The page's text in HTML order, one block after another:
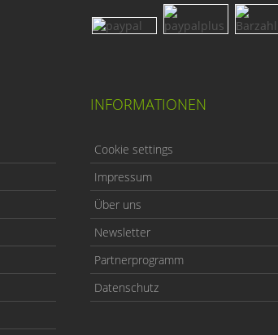
INFORMATIONEN
Cookie settings
Impressum
Über uns
Newsletter
Partnerprogramm
Datenschutz